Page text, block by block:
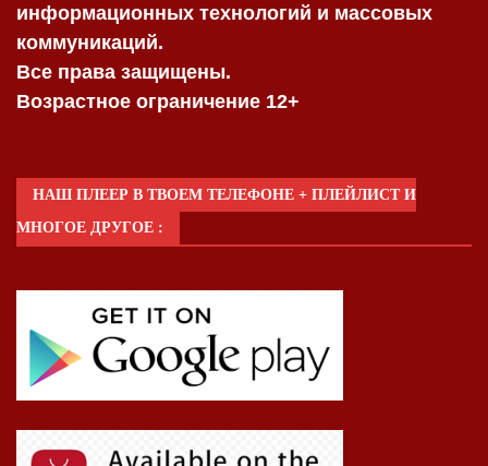
информационных технологий и массовых
коммуникаций.
Все права защищены.
Возрастное ограничение 12+
НАШ ПЛЕЕР В ТВОЕМ ТЕЛЕФОНЕ + ПЛЕЙЛИСТ И
МНОГОЕ ДРУГОЕ :